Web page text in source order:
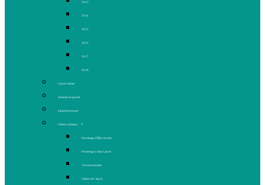
2013
2014
2015
2016
2017
2018
Gaz de schiste
Femmes de parole
Liberté de presse
Cahiers spéciaux
Hommage à Élie Laroche
Hommage à Jean Laurin
10e anniversaire
Cahiers du Japon